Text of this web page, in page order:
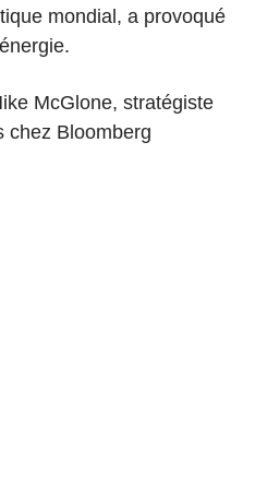
mondial, a provoqué
McGlone, stratégiste
chez Bloomberg